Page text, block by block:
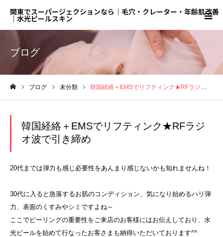
関東でスーパージェクションなら｜毛穴・クレーター・年齢肌改善
｜水光ピールスキン
ブログ
ブログ 未分類 韓国経絡＋EMSでリフティンク★RFラジオ波で引き締め
韓国経絡＋EMSでリフティンク★RFラジ
オ波で引き締め
20代までは弾力も感じ必要性をあんまり感じないかも知れませんね！
30代に入ると急落するお肌のコンディション、気になり始めるハリ弾
力、表面のくすみやシミですよね～
ここでピーリングの重要性をご来店のお客様にはお伝えしており、水
光ピールを始めて行なったお客さまも納得いただいております^^